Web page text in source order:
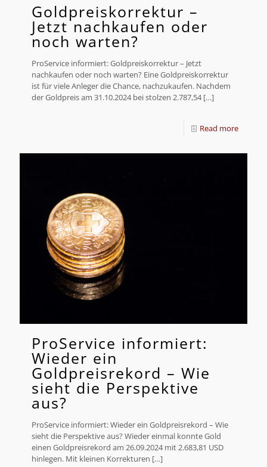
Goldpreiskorrektur –
Jetzt nachkaufen oder
noch warten?
ProService informiert: Goldpreiskorrektur – Jetzt
nachkaufen oder noch warten? Eine Goldpreiskorrektur
ist für viele Anleger die Chance, nachzukaufen. Nachdem
der Goldpreis am 31.10.2024 bei stolzen 2.787,54[…]
Read more
ProService informiert:
Wieder ein
Goldpreisrekord – Wie
sieht die Perspektive
aus?
ProService informiert: Wieder ein Goldpreisrekord – Wie
sieht die Perspektive aus? Wieder einmal konnte Gold
einen Goldpreisrekord am 26.09.2024 mit 2.683,81 USD
hinlegen. Mit kleinen Korrekturen […]